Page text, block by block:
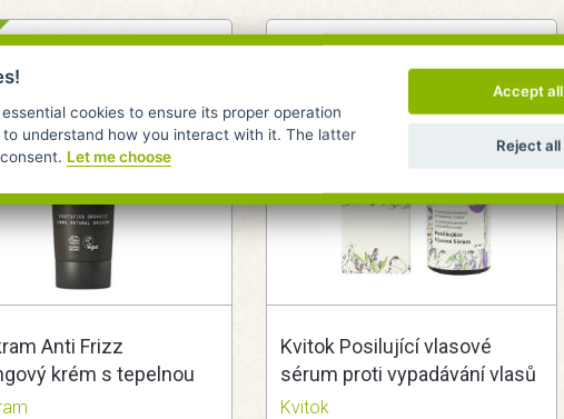
Anti Frizz
krém s tepelnou
75ml
Kvitok Posilující vlasové
sérum proti vypadávání vlasů
30ml
Kvitok
cookies to ensure its proper operation
understand how you interact with it. The latter
Let me choose
Accept all
Reject all